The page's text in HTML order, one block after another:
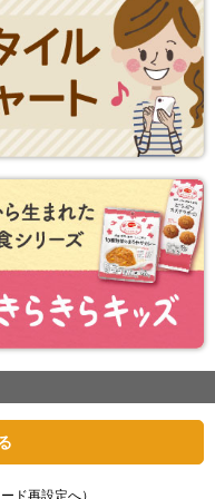
ド再設定へ）